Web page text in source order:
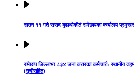
साउन ११ गते सांसद बुढाथोकीले रामेछापका कार्यालय
रामेछाप जिल्लाभर ८३४ जना करारका कर्मचारी: स्थानीय
(सूचीसहित)